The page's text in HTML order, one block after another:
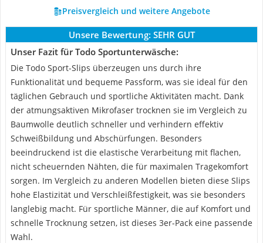
Preisvergleich und weitere Angebote
Unsere Bewertung: SEHR GUT
Unser Fazit für Todo Sportunterwäsche:
Die Todo Sport-Slips überzeugen uns durch ihre
Funktionalität und bequeme Passform, was sie ideal für den
täglichen Gebrauch und sportliche Aktivitäten macht. Dank
der atmungsaktiven Mikrofaser trocknen sie im Vergleich zu
Baumwolle deutlich schneller und verhindern effektiv
Schweißbildung und Abschürfungen. Besonders
beeindruckend ist die elastische Verarbeitung mit flachen,
nicht scheuernden Nähten, die für maximalen Tragekomfort
sorgen. Im Vergleich zu anderen Modellen bieten diese Slips
hohe Elastizität und Verschleißfestigkeit, was sie besonders
langlebig macht. Für sportliche Männer, die auf Komfort und
schnelle Trocknung setzen, ist dieses 3er-Pack eine passende
Wahl.